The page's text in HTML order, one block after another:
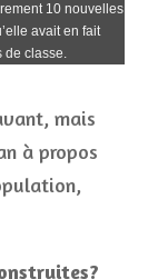
10 nouvelles
avait en fait
de classe.
mais
à propos